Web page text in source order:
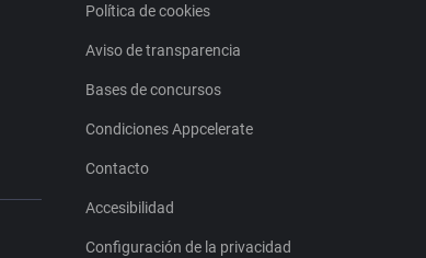
Política de cookies
Aviso de transparencia
Bases de concursos
Condiciones Appcelerate
Contacto
Accesibilidad
Configuración de la privacidad